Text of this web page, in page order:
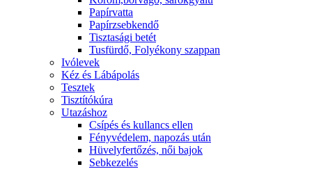
Papírvatta
Papírzsebkendő
Tisztasági betét
Tusfürdő, Folyékony szappan
Ivólevek
Kéz és Lábápolás
Tesztek
Tisztítókúra
Utazáshoz
Csípés és kullancs ellen
Fényvédelem, napozás után
Hüvelyfertőzés, női bajok
Sebkezelés